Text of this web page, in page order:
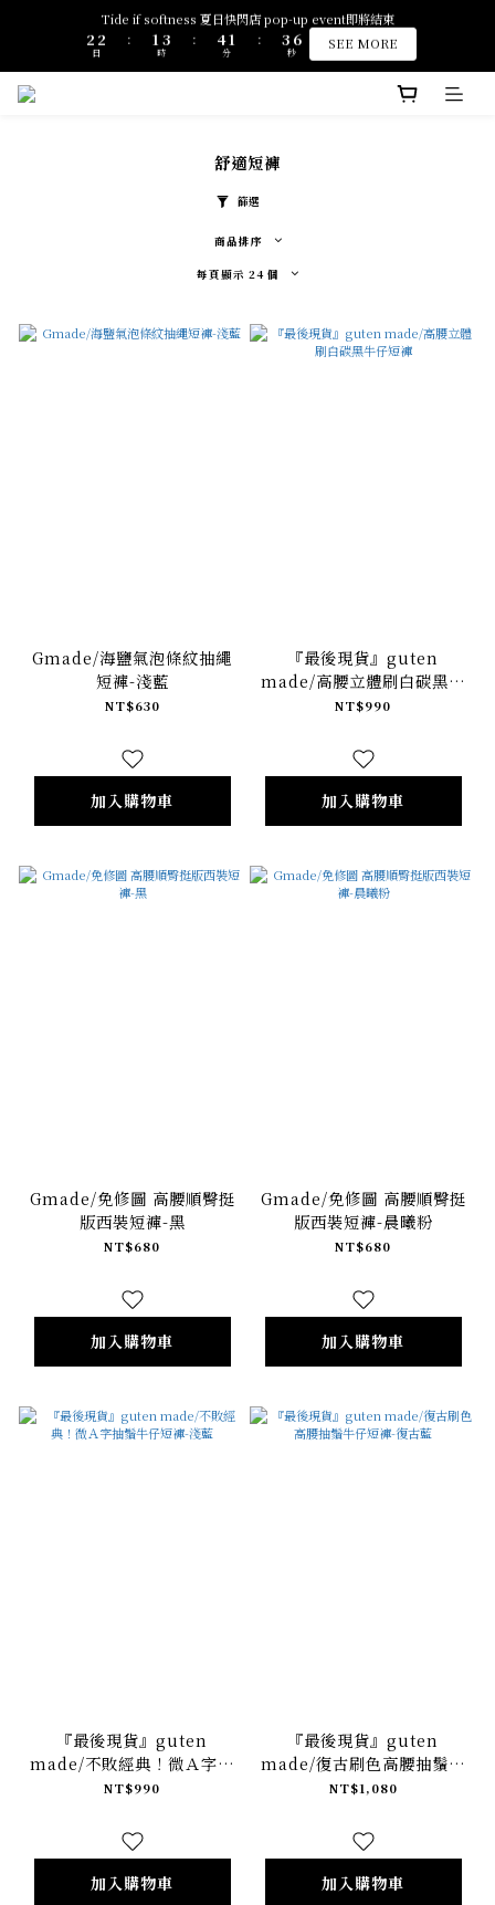
全館滿 $2500 免運
Tide if softness 夏日快閃店 pop-up event即將結束
2
1
0
3
2
1
0
日
:
2
1
0
4
3
2
1
時
:
5
4
3
2
2
1
0
分
:
4
3
2
1
7
6
5
4
秒
SEE MORE
舒適短褲
篩選
商品排序
每頁顯示 24 個
Gmade/海鹽氣泡條紋抽繩
短褲-淺藍
NT$630
加入購物車
『最後現貨』guten
made/高腰立體刷白碳黑牛
仔短褲
NT$990
加入購物車
Gmade/免修圖 高腰順臀挺
版西裝短褲-黑
NT$680
加入購物車
Gmade/免修圖 高腰順臀挺
版西裝短褲-晨曦粉
NT$680
加入購物車
『最後現貨』guten
made/不敗經典！微Ａ字抽
鬚牛仔短褲-淺藍
NT$990
加入購物車
『最後現貨』guten
made/復古刷色高腰抽鬚牛
仔短褲-復古藍
NT$1,080
加入購物車